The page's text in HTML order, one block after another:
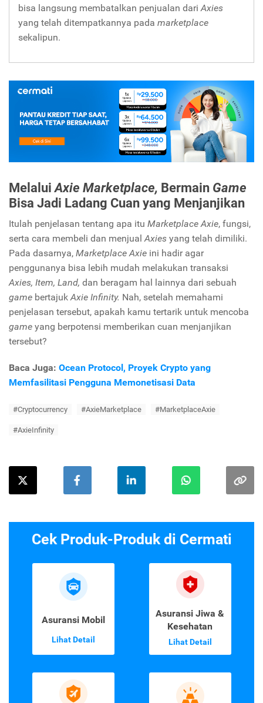
bisa langsung membatalkan penjualan dariAxies
yang telah ditempatkannya pada marketplace
sekalipun.
MelaluiAxie Marketplace, Bermain Game
Bisa Jadi Ladang Cuan yang Menjanjikan
Itulah penjelasan tentang apa itu Marketplace Axie, fungsi,
serta cara membeli dan menjualAxies yang telah dimiliki.
Pada dasarnya, Marketplace Axie ini hadir agar
penggunanya bisa lebih mudah melakukan transaksi
Axies, Item, Land, dan beragam hal lainnya dari sebuah
game bertajukAxie Infinity. Nah, setelah memahami
penjelasan tersebut, apakah kamu tertarik untuk mencoba
game yang berpotensi memberikan cuan menjanjikan
tersebut?
Baca Juga: Ocean Protocol, Proyek Crypto yang
Memfasilitasi Pengguna Memonetisasi Data
#Cryptocurrency #AxieMarketplace #MarketplaceAxie
#AxieInfinity
Cek Produk-Produk di Cermati
Asuransi Mobil
Lihat Detail
Asuransi Jiwa &
Kesehatan
Lihat Detail